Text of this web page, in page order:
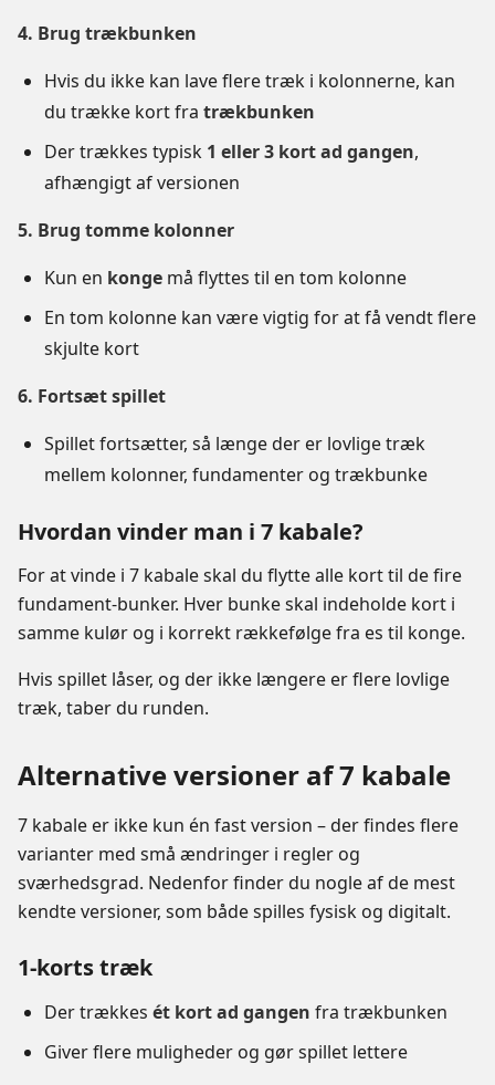
4. Brug trækbunken
Hvis du ikke kan lave flere træk i kolonnerne, kan
du trække kort fra trækbunken
Der trækkes typisk 1 eller 3 kort ad gangen,
afhængigt af versionen
5. Brug tomme kolonner
Kun en konge må flyttes til en tom kolonne
En tom kolonne kan være vigtig for at få vendt flere
skjulte kort
6. Fortsæt spillet
Spillet fortsætter, så længe der er lovlige træk
mellem kolonner, fundamenter og trækbunke
Hvordan vinder man i 7 kabale?
For at vinde i 7 kabale skal du flytte alle kort til de fire
fundament-bunker. Hver bunke skal indeholde kort i
samme kulør og i korrekt rækkefølge fra es til konge.
Hvis spillet låser, og der ikke længere er flere lovlige
træk, taber du runden.
Alternative versioner af 7 kabale
7 kabale er ikke kun én fast version – der findes flere
varianter med små ændringer i regler og
sværhedsgrad. Nedenfor finder du nogle af de mest
kendte versioner, som både spilles fysisk og digitalt.
1-korts træk
Der trækkes ét kort ad gangen fra trækbunken
Giver flere muligheder og gør spillet lettere